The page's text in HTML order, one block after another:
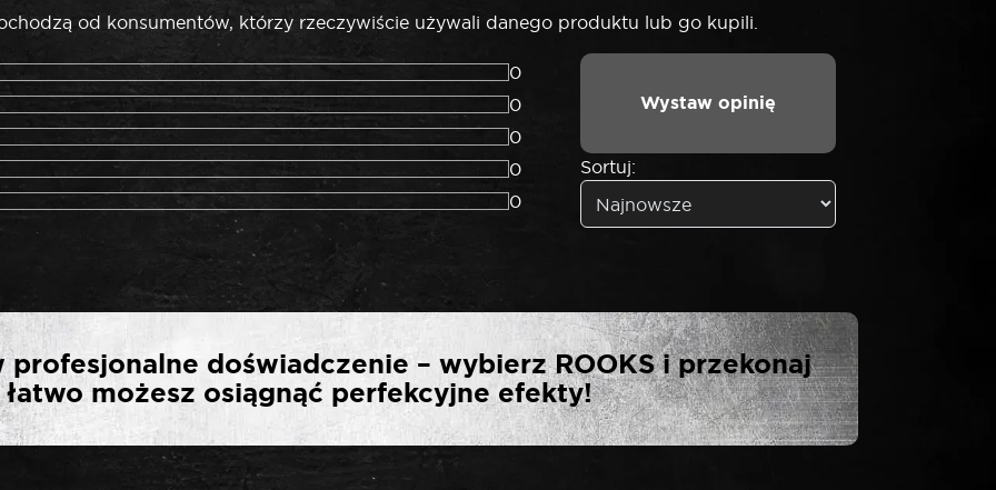
od konsumentów, którzy rzeczywiście używali danego produktu lub go kupili.
0
0
0
0
0
Wystaw opinię
Sortuj:
OPINIĘ O „SELTA GRZECHOTKA 1″
24 T 26″”
Wymagane pola są oznaczone
profesjonalne doświadczenie – wybierz ROOKS i przekonaj
łatwo możesz osiągnąć perfekcyjne efekty!